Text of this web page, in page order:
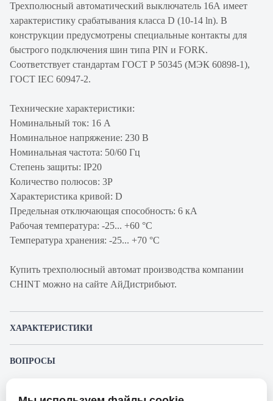
Трехполюсный автоматический выключатель 16А имеет
характеристику срабатывания класса D (10-14 ln). В
конструкции предусмотрены специальные контакты для
быстрого подключения шин типа PIN и FORK.
Соответствует стандартам ГОСТ Р 50345 (МЭК 60898-1),
ГОСТ IEC 60947-2.
Технические характеристики:
Номинальный ток: 16 А
Номинальное напряжение: 230 В
Номинальная частота: 50/60 Гц
Степень защиты: IP20
Количество полюсов: 3P
Характеристика кривой: D
Предельная отключающая способность: 6 кА
Рабочая температура: -25... +60 °C
Температура хранения: -25... +70 °C
Купить трехполюсный автомат производства компании
CHINT можно на сайте АйДистрибьют.
ХАРАКТЕРИСТИКИ
ВОПРОСЫ